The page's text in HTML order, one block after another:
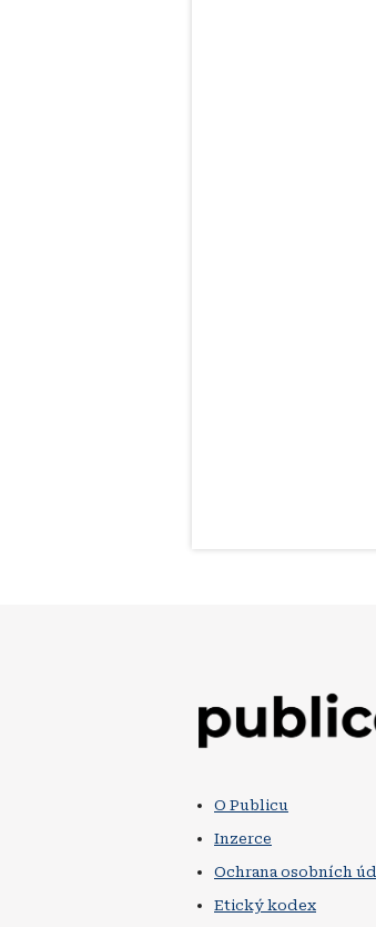
O Publicu
Inzerce
Ochrana osobních
Etický kodex